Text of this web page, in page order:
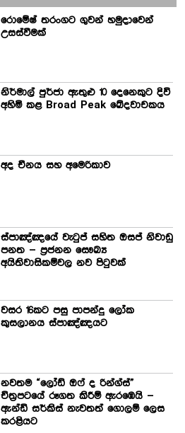
රොමේෂ් තරංගට ගුවන් හමුදාවෙන්
උසස්වීමක්
නිර්මාල් පුර්ජා ඇතුළු 10 දෙනෙකුට දිවි
අහිමි කළ Broad Peak ඛේදවාචකය
අද චීනය සහ අමෙරිකාව
ස්පාඤ්ඤයේ වැටුප් සහිත ඔසප් නිවාඩු
පනත – ප්‍රජනන සෞඛ්‍ය
අයිතිවාසිකම්වල නව පිටුවක්
වසර 16කට පසු පාපන්දු ලෝක
කුසලානය ස්පාඤ්ඤයට
නවතම “ලෝඩ් ඔෆ් ද රින්ග්ස්”
චිත්‍රපටයේ රූගත කිරීම් ඇරඹෙයි –
ඇන්ඩි සර්කිස් නැවතත් ගොලම් ලෙස
කරළියට